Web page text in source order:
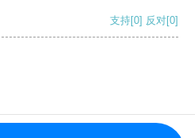
支持[0] 反对[0]